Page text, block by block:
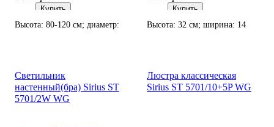
Купить
Высота: 80-120 см; диаметр:
Купить
Высота: 32 см; ширина: 14
Светильник
настенный(бра) Sirius SТ
5701/2W WG
Люстра классическая
Sirius SТ 5701/10+5P WG